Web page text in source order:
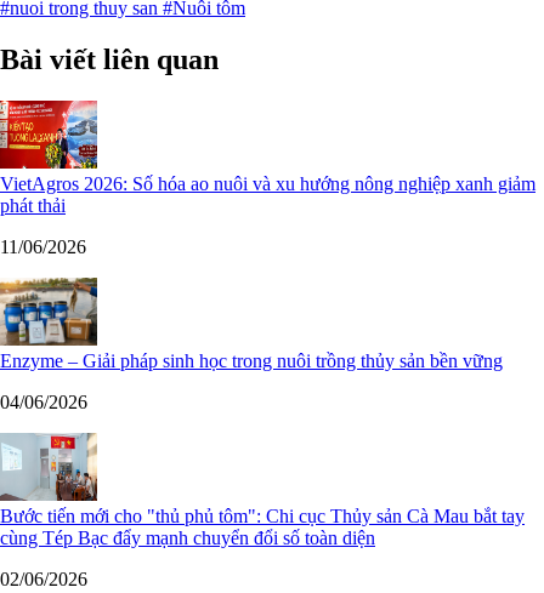
#nuoi trong thuy san #Nuôi tôm
Bài viết liên quan
VietAgros 2026: Số hóa ao nuôi và xu hướng nông nghiệp xanh giảm
phát thải
11/06/2026
Enzyme – Giải pháp sinh học trong nuôi trồng thủy sản bền vững
04/06/2026
Bước tiến mới cho "thủ phủ tôm": Chi cục Thủy sản Cà Mau bắt tay
cùng Tép Bạc đẩy mạnh chuyển đổi số toàn diện
02/06/2026